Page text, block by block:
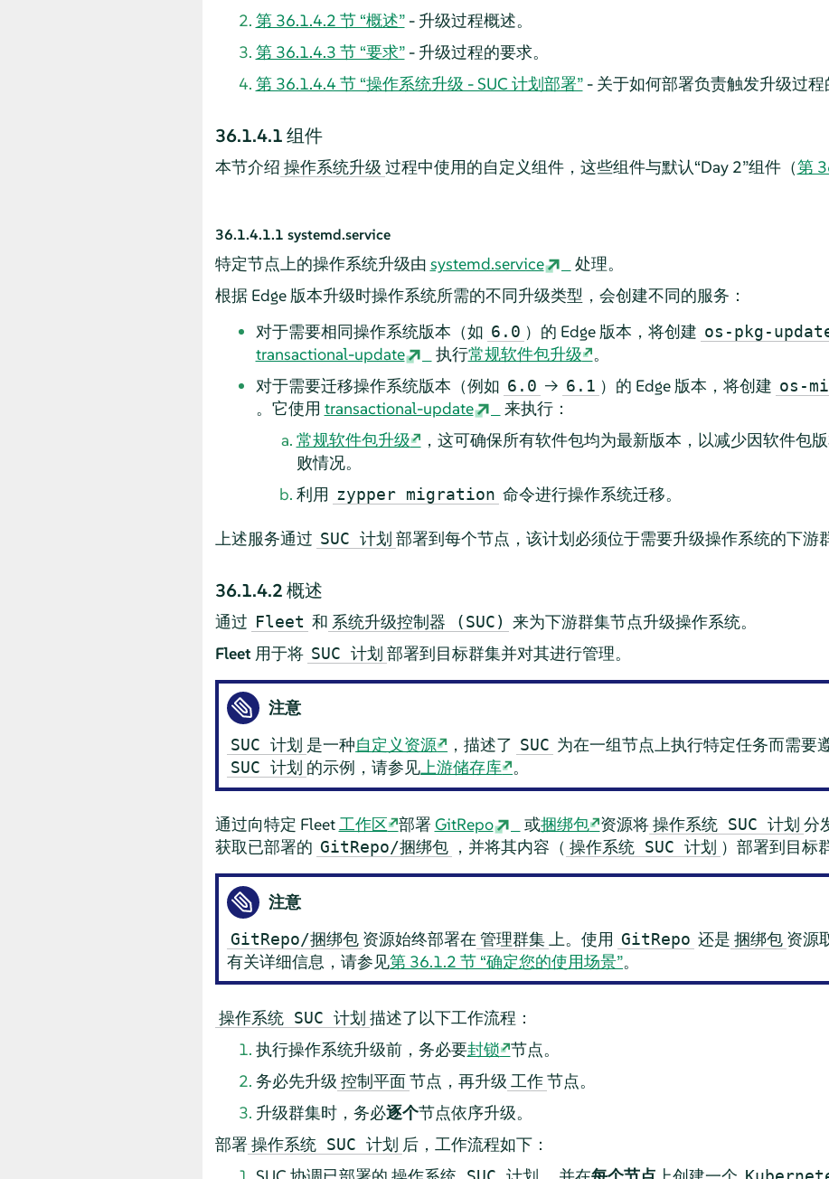
第 36.1.4.2 节 “概述”- 升级过程概述。
第 36.1.4.3 节 “要求”- 升级过程的要求。
第 36.1.4.4 节 “操作系统升级 - SUC 计划部署”- 关于如何部署负责触发升级过程
36.1.4.1组件
本节介绍 操作系统升级 过程中使用的自定义组件，这些组件与默认“Day 2”组件（第
36.1.4.1.1 systemd.service
特定节点上的操作系统升级由 systemd.service
处理。
根据 Edge 版本升级时操作系统所需的不同升级类型，会创建不同的服务：
对于需要相同操作系统版本（如 6.0 ）的 Edge 版本，将创建 os-pkg-
transactional-update
执行常规软件包升级
。
对于需要迁移操作系统版本（例如 6.0 → 6.1 ）的 Edge 版本，将创建 os-
。它使用 transactional-update
来执行：
常规软件包升级
，这可确保所有软件包均为最新版本，以减少因软件包
败情况。
利用 zypper migration 命令进行操作系统迁移。
上述服务通过 SUC 计划 部署到每个节点，该计划必须位于需要升级操作系统的下游
36.1.4.2概述
通过 Fleet 和 系统升级控制器 (SUC) 来为下游群集节点升级操作系统。
Fleet 用于将 SUC 计划 部署到目标群集并对其进行管理。
注意
SUC 计划 是一种自定义资源 ，描述了 SUC 为在一组节点上执行特定任务而需要
SUC 计划 的示例，请参见上游储存库 。
通过向特定 Fleet工作区 部署GitRepo 或捆绑包 资源将 操作系统 SUC 计划 分
获取已部署的 GitRepo/捆绑包 ，并将其内容（ 操作系统 SUC 计划 ）部署到目标
注意
GitRepo/捆绑包 资源始终部署在 管理群集上。使用 GitRepo 还是 捆绑包 资源
有关详细信息，请参见第 36.1.2 节 “确定您的使用场景”。
操作系统 SUC 计划 描述了以下工作流程：
执行操作系统升级前，务必要封锁 节点。
务必先升级 控制平面 节点，再升级 工作 节点。
升级群集时，务必逐个节点依序升级。
部署 操作系统 SUC 计划 后，工作流程如下：